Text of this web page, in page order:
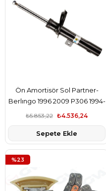
Ön Amortisör Sol Partner-
Berlıngo 1996 2009 P306 1994-
2002 Xsara 1997-2005 Gazlı
₺4.536,24
₺5.853,22
Sepete Ekle
%23